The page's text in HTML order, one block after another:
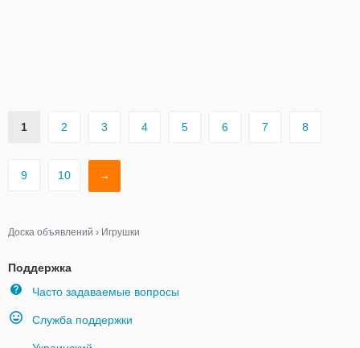
1 2 3 4 5 6 7 8
9 10 →
Доска объявлений › Игрушки
Поддержка
Часто задаваемые вопросы
Служба поддержки